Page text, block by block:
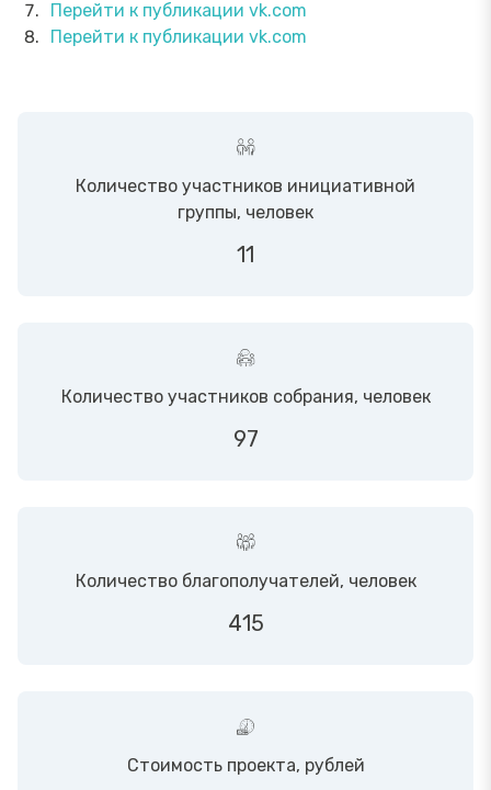
Перейти к публикации vk.com
Перейти к публикации vk.com
Количество участников инициативной
группы, человек
11
Количество участников собрания, человек
97
Количество благополучателей, человек
415
Стоимость проекта, рублей